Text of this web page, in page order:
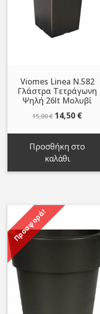
Viomes Linea N.582
Γλάστρα Τετράγωνη
Ψηλή 26lt Μολυβί
15,00€ Original
15,00 €.
14,50 €Η
είναι:
Προσθήκη στο
καλάθι
Προσφορά!